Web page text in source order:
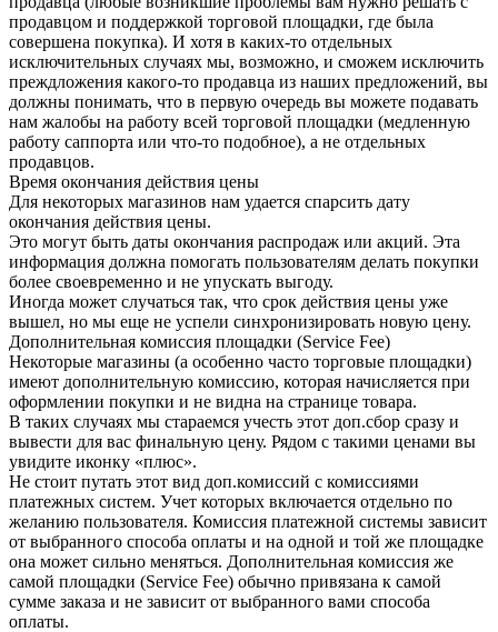
продавцом и поддержкой торговой площадки, где была
совершена покупка). И хотя в каких-то отдельных
исключительных случаях мы, возможно, и сможем исключить
преждложения какого-то продавца из наших предложений, вы
должны понимать, что в первую очередь вы можете подавать
нам жалобы на работу всей торговой площадки (медленную
работу саппорта или что-то подобное), а не отдельных
продавцов.
Время окончания действия цены
Для некоторых магазинов нам удается спарсить дату
окончания действия цены.
Это могут быть даты окончания распродаж или акций. Эта
информация должна помогать пользователям делать покупки
более своевременно и не упускать выгоду.
Иногда может случаться так, что срок действия цены уже
вышел, но мы еще не успели синхронизировать новую цену.
Дополнительная комиссия площадки (Service Fee)
Некоторые магазины (а особенно часто торговые площадки)
имеют дополнительную комиссию, которая начисляется при
оформлении покупки и не видна на странице товара.
В таких случаях мы стараемся учесть этот доп.сбор сразу и
вывести для вас финальную цену. Рядом с такими ценами вы
увидите иконку «плюс».
Не стоит путать этот вид доп.комиссий с комиссиями
платежных систем. Учет которых включается отдельно по
желанию пользователя. Комиссия платежной системы зависит
от выбранного способа оплаты и на одной и той же площадке
она может сильно меняться. Дополнительная комиссия же
самой площадки (Service Fee) обычно привязана к самой
сумме заказа и не зависит от выбранного вами способа
оплаты.